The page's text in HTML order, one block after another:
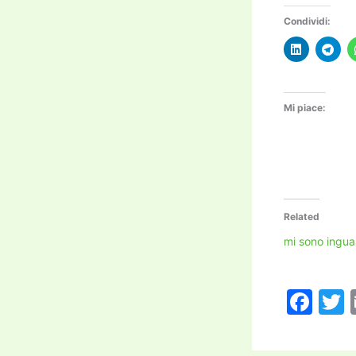
Condividi:
Mi piace:
Related
mi sono
F